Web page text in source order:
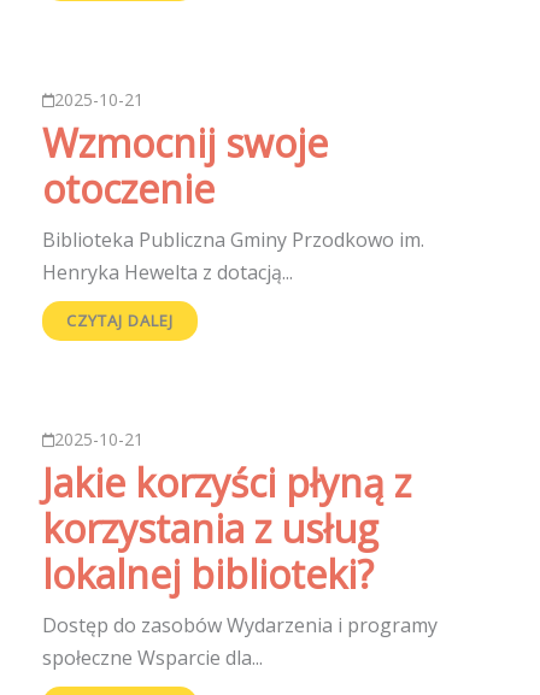
2025-10-21
Wzmocnij swoje
otoczenie
Biblioteka Publiczna Gminy Przodkowo im.
Henryka Hewelta z dotacją...
CZYTAJ DALEJ
2025-10-21
Jakie korzyści płyną z
korzystania z usług
lokalnej biblioteki?
Dostęp do zasobów Wydarzenia i programy
społeczne Wsparcie dla...